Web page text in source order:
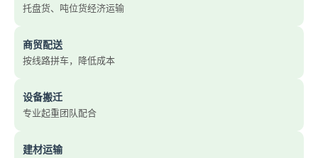
托盘货、吨位货经济运输
商贸配送
按线路拼车，降低成本
设备搬迁
专业起重团队配合
建材运输